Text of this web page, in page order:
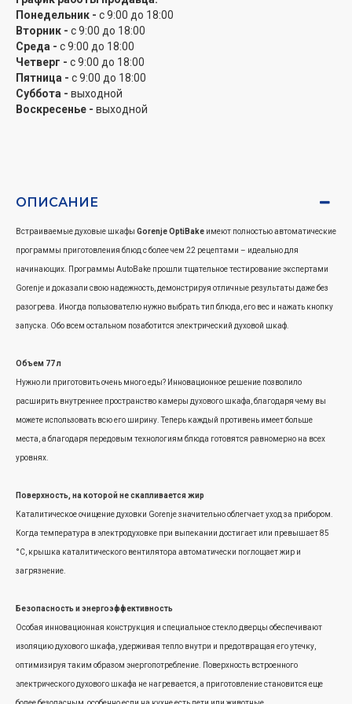
Система DynamiCooling эффективно охлаждает внешнюю поверхность (корпус)
духовки и предотвращает повреждение вследствие нагрева. Тепловые датчики в
духовках с системой DynamiCooling+ регулируют охлаждение наружных стен
духовки до безопасной температуры — 60 °C. Это особенно полезно для духовых
шкафов с функцией пиролитической очистки, исполнение которой происходит при
очень высокой температуре.
духовки HomeMade создана по мотивам традиционной дровяной печи и
Понедельник - с 9:00 до 18:00
Вторник - с 9:00 до 18:00
Среда - с 9:00 до 18:00
Четверг - с 9:00 до 18:00
Пятница - с 9:00 до 18:00
Суббота - выходной
Воскресенье - выходной
ОПИСАНИЕ
Встраиваемые духовые шкафы Gorenje OptiBake имеют полностью автоматические
программы приготовления блюд с более чем 22 рецептами – идеально для
начинающих. Программы AutoBake прошли тщательное тестирование экспертами
Gorenje и доказали свою надежность, демонстрируя отличные результаты даже без
разогрева. Иногда пользователю нужно выбрать тип блюда, его вес и нажать кнопку
запуска. Обо всем остальном позаботится электрический духовой шкаф.
Объем 77 л
Нужно ли приготовить очень много еды? Инновационное решение позволило
расширить внутреннее пространство камеры духового шкафа, благодаря чему вы
можете использовать всю его ширину. Теперь каждый противень имеет больше
места, а благодаря передовым технологиям блюда готовятся равномерно на всех
уровнях.
Поверхность, на которой не скапливается жир
Каталитическое очищение духовки Gorenje значительно облегчает уход за прибором.
Когда температура в электродуховке при выпекании достигает или превышает 85
°C, крышка каталитического вентилятора автоматически поглощает жир и
загрязнение.
Безопасность и энергоэффективность
Особая инновационная конструкция и специальное стекло дверцы обеспечивают
изоляцию духового шкафа, удерживая тепло внутри и предотвращая его утечку,
оптимизируя таким образом энергопотребление. Поверхность встроенного
электрического духового шкафа не нагревается, а приготовление становится еще